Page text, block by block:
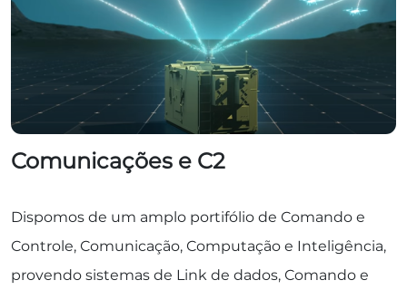
Comunicações e C2
Dispomos de um amplo portifólio de Comando e
Controle, Comunicação, Computação e Inteligência,
provendo sistemas de Link de dados, Comando e